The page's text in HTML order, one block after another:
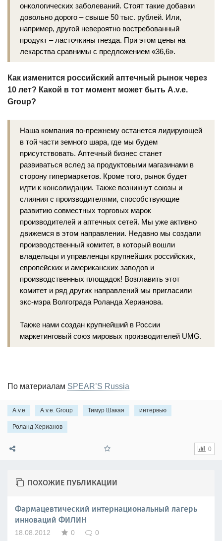
онкологических заболеваний. Стоят такие добавки
довольно дорого – свыше 50 тыс. рублей. Или,
например, другой невероятно востребованный
продукт – ласточкины гнезда. При этом цены на
лекарства сравнимы с предложением «36,6».
Как изменится российский аптечный рынок через
10 лет? Какой в тот момент может быть A.v.e.
Group?
Наша компания по-прежнему останется лидирующей
в той части земного шара, где мы будем
присутствовать. Аптечный бизнес станет
развиваться вслед за продуктовыми магазинами в
сторону гипермаркетов. Кроме того, рынок будет
идти к консолидации. Также возникнут союзы и
слияния с производителями, способствующие
развитию совместных торговых марок
производителей и аптечных сетей. Мы уже активно
движемся в этом направлении. Недавно мы создали
производственный комитет, в который вошли
владельцы и управленцы крупнейших российских,
европейских и американских заводов и
производственных площадок! Возглавить этот
комитет и ряд других направлений мы пригласили
экс-мэра Волгограда Роланда Херианова.
Также нами создан крупнейший в России
маркетинговый союз мировых производителей UMG.
По материалам SPEAR’S Russia
A.v.e A.v.e. Group Тимур Шакая интервью
Роланд Херианов
0
ПОХОЖИЕ ПУБЛИКАЦИИ
Фармацевтический интернациональный лагерь
инноваций ФИЛИН
18.08.2012 0 0